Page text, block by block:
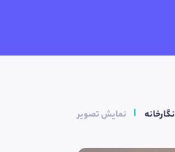
نگارخانه نمایش تصویر